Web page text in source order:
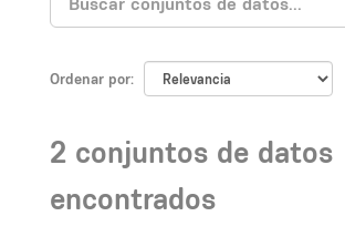
Ordenar por
2 conjuntos de datos
encontrados